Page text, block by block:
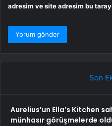
adresim ve site adresim bu
Son
Aurelius’un Ella’s Kitchen
münhasır görüşmelerde